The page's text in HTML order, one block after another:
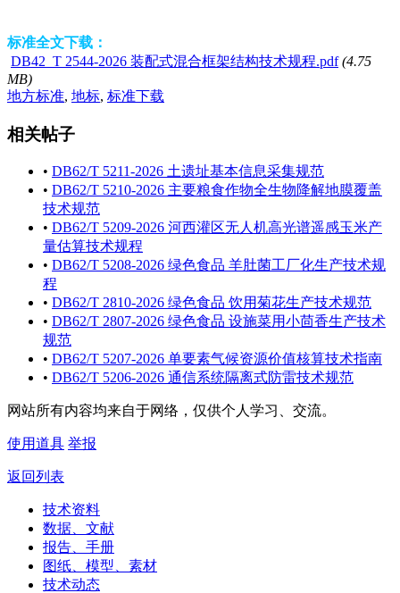
标准全文下载：
DB42_T 2544-2026 装配式混合框架结构技术规程.pdf (4.75
MB)
地方标准, 地标, 标准下载
相关帖子
• DB62/T 5211-2026 土遗址基本信息采集规范
• DB62/T 5210-2026 主要粮食作物全生物降解地膜覆盖
技术规范
• DB62/T 5209-2026 河西灌区无人机高光谱遥感玉米产
量估算技术规程
• DB62/T 5208-2026 绿色食品 羊肚菌工厂化生产技术规
程
• DB62/T 2810-2026 绿色食品 饮用菊花生产技术规范
• DB62/T 2807-2026 绿色食品 设施菜用小茴香生产技术
规范
• DB62/T 5207-2026 单要素气候资源价值核算技术指南
• DB62/T 5206-2026 通信系统隔离式防雷技术规范
网站所有内容均来自于网络，仅供个人学习、交流。
使用道具 举报
返回列表
技术资料
数据、文献
报告、手册
图纸、模型、素材
技术动态